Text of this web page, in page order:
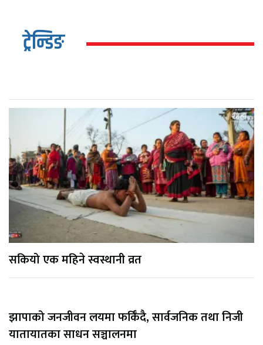
ट्रेन्डिङ
सकियो एक महिने स्वस्थानी व्रत
झापाको जनजीवन लयमा फर्किँदै, सार्वजनिक तथा निजी
यातायातका साधन सञ्चालनमा